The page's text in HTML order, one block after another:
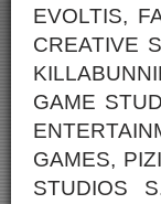
EVOLTIS,
CREATIVE
GAME
GAMES,
STUDIOS